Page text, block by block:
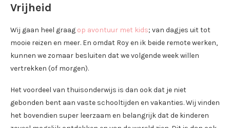
Vrijheid
Wij gaan heel graag op avontuur met kids; van dagjes uit tot
mooie reizen en meer. En omdat Roy en ik beide remote werken,
kunnen we zomaar besluiten dat we volgende week willen
vertrekken (of morgen).
Het voordeel van thuisonderwijs is dan ook dat je niet
gebonden bent aan vaste schooltijden en vakanties. Wij vinden
het bovendien super leerzaam en belangrijk dat de kinderen